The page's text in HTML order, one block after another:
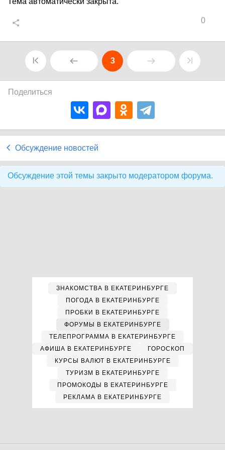
0
3
Поделиться
Обсуждение новостей
Обсуждение этой темы закрыто модератором форума.
ЗНАКОМСТВА В ЕКАТЕРИНБУРГЕ
ПОГОДА В ЕКАТЕРИНБУРГЕ
ПРОБКИ В ЕКАТЕРИНБУРГЕ
ФОРУМЫ В ЕКАТЕРИНБУРГЕ
ТЕЛЕПРОГРАММА В ЕКАТЕРИНБУРГЕ
АФИША В ЕКАТЕРИНБУРГЕ
ГОРОСКОП
КУРСЫ ВАЛЮТ В ЕКАТЕРИНБУРГЕ
ТУРИЗМ В ЕКАТЕРИНБУРГЕ
ПРОМОКОДЫ В ЕКАТЕРИНБУРГЕ
РЕКЛАМА В ЕКАТЕРИНБУРГЕ